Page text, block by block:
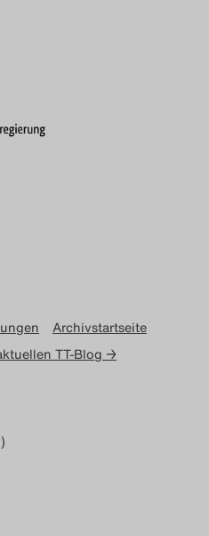
Archivstartseite
TT-Blog →